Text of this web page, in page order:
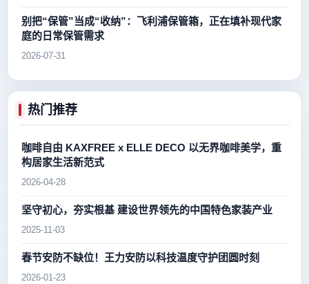
别把“保管”当成“收纳”：飞利浦保管箱，正在填补现代家
庭的日常保管需求
2026-07-31
热门推荐
咖啡自由 KAXFREE x ELLE DECO 以无界咖啡美学，重
构居家生活新范式
2026-04-28
坚守初心，夯实根基 建设世界领先的中国特色家装产业
2025-11-03
春节安防不缺位！王力安防以科技温度守护团圆时刻
2026-01-23